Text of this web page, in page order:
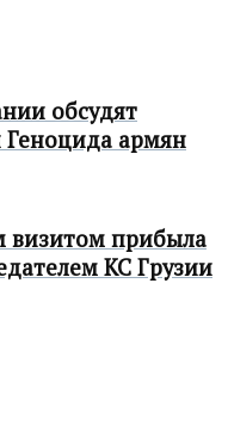
обсудят
Геноцида армян
прибыла
КС Грузии